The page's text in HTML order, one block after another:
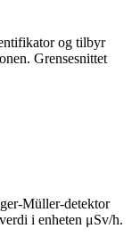
og tilbyr
Grensesnittet
Müller-detektor
i enheten μSv/h.